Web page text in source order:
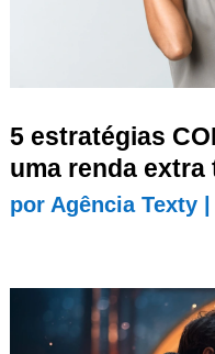
5 estratégias
uma renda extra
por Agência Texty|